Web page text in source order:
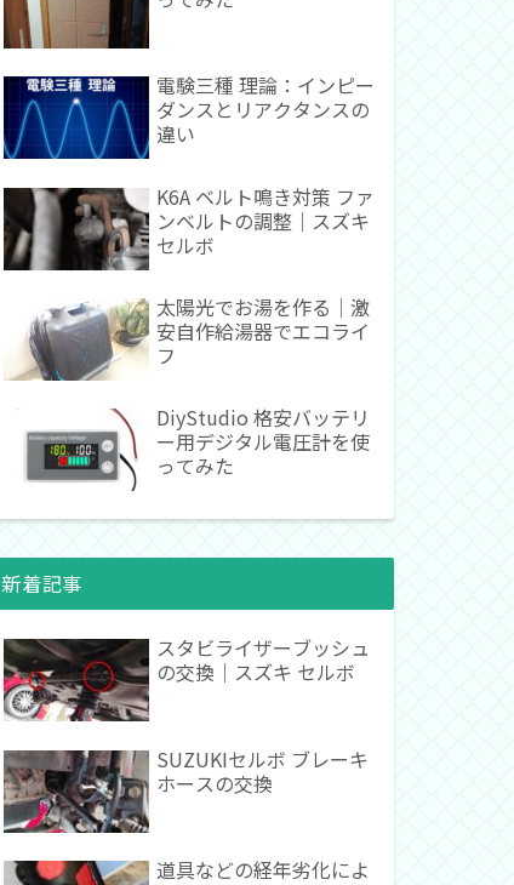
電験三種 理論：インピー
ダンスとリアクタンスの
違い
K6A ベルト鳴き対策 ファ
ンベルトの調整｜スズキ
セルボ
太陽光でお湯を作る｜激
安自作給湯器でエコライ
フ
DiyStudio 格安バッテリ
ー用デジタル電圧計を使
ってみた
新着記事
スタビライザーブッシュ
の交換｜スズキ セルボ
SUZUKIセルボ ブレーキ
ホースの交換
道具などの経年劣化によ